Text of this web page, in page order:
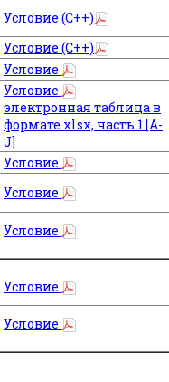
Условие (C++)
Условие (C++)
Условие
Условие
электронная таблица в
формате xlsx, часть 1 [A-
J]
Условие
Условие
Условие
Условие
Условие